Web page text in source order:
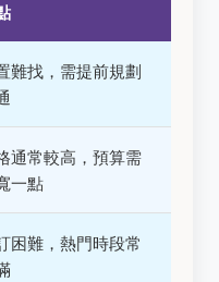
難找，需提前規劃
通常較高，預算需
一點
困難，熱門時段常